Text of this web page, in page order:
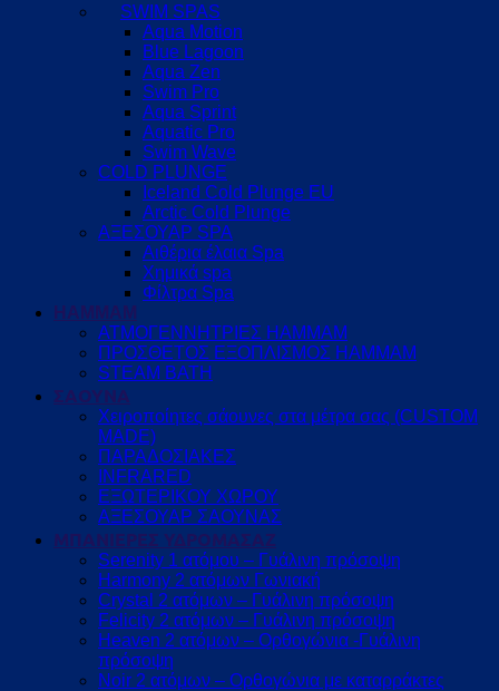
SWIM SPAS
Aqua Motion
Blue Lagoon
Aqua Zen
Swim Pro
Aqua Sprint
Aquatic Pro
Swim Wave
COLD PLUNGE
Iceland Cold Plunge EU
Arctic Cold Plunge
ΑΞΕΣΟΥΑΡ SPA
Αιθέρια έλαια Spa
Χημικά spa
Φίλτρα Spa
HAMMAM
ΑΤΜΟΓΕΝΝΗΤΡΙΕΣ HAMMAM
ΠΡΟΣΘΕΤΟΣ ΕΞΟΠΛΙΣΜΟΣ HAMMAM
STEAM BATH
ΣΑΟΥΝΑ
Χειροποίητες σάουνες στα μέτρα σας (CUSTOM
MADE)
ΠΑΡΑΔΟΣΙΑΚΕΣ
INFRARED
ΕΞΩΤΕΡΙΚΟΥ ΧΩΡΟΥ
ΑΞΕΣΟΥΑΡ ΣΑΟΥΝΑΣ
ΜΠΑΝΙΕΡΕΣ ΥΔΡΟΜΑΣΑΖ
Serenity 1 ατόμου – Γυάλινη πρόσοψη
Harmony 2 ατόμων Γωνιακή
Crystal 2 ατόμων – Γυάλινη πρόσοψη
Felicity 2 ατόμων – Γυάλινη πρόσοψη
Heaven 2 ατόμων – Ορθογώνια -Γυάλινη
πρόσοψη
Noir 2 ατόμων – Ορθογώνια με καταρράκτες